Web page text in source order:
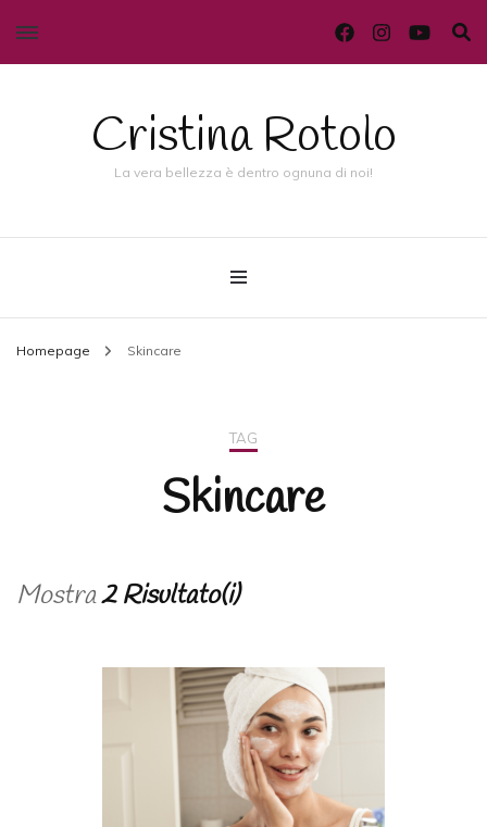
Cristina Rotolo
La vera bellezza è dentro ognuna di noi!
Homepage Skincare
TAG
Skincare
Mostra2 Risultato(i)